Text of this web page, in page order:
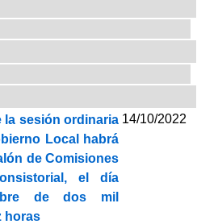
la sesión ordinaria
Local habrá
de Comisiones
el día
de dos mil
horas
14/10/2022